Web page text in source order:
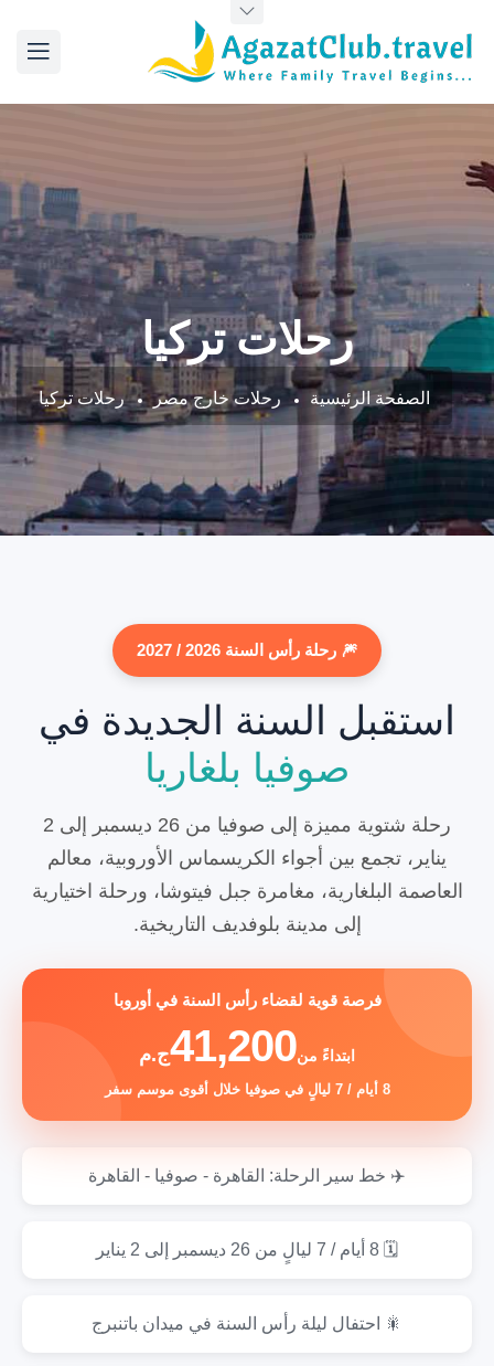
رحلات تركيا
الصفحة الرئيسية رحلات خارج مصر رحلات تركيا
🎆 رحلة رأس السنة 2026 / 2027
استقبل السنة الجديدة في
صوفيا بلغاريا
رحلة شتوية مميزة إلى صوفيا من 26 ديسمبر إلى 2
يناير، تجمع بين أجواء الكريسماس الأوروبية، معالم
العاصمة البلغارية، مغامرة جبل فيتوشا، ورحلة اختيارية
إلى مدينة بلوفديف التاريخية.
فرصة قوية لقضاء رأس السنة في أوروبا
ابتداءً من41,200ج.م
8 أيام / 7 ليالٍ في صوفيا خلال أقوى موسم سفر
✈️ خط سير الرحلة: القاهرة - صوفيا - القاهرة
🗓️ 8 أيام / 7 ليالٍ من 26 ديسمبر إلى 2 يناير
🎇 احتفال ليلة رأس السنة في ميدان باتنبرج